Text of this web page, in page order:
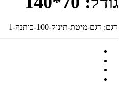
דגם: דגם-מיטת-תינוק-100-כותנה-1